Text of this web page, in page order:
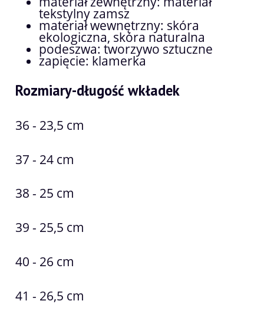
tekstylny zamsz
materiał wewnętrzny: skóra
ekologiczna, skóra naturalna
podeszwa: tworzywo sztuczne
zapięcie: klamerka
Rozmiary-długość wkładek
36 - 23,5 cm
37 - 24 cm
38 - 25 cm
39 - 25,5 cm
40 - 26 cm
41 - 26,5 cm